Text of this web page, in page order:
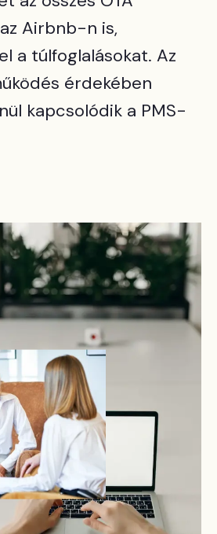
Airbnb-n is,
a túlfoglalásokat. Az
érdekében
kapcsolódik a PMS-